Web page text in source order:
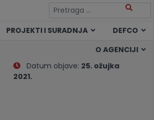
PROJEKTI I SURADNJA
DEFCO
O AGENCIJI
Datum objave: 25. ožujka
2021.